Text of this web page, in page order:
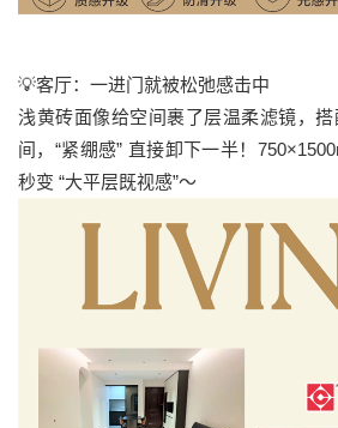
💡客厅：一进门就被松弛感击中
浅黄砖面像给空间裹了层温柔滤镜，
间，“紧绷感” 直接卸下一半！
秒变 “大平层既视感”～